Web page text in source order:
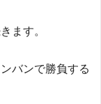
ます。
バンで勝負する